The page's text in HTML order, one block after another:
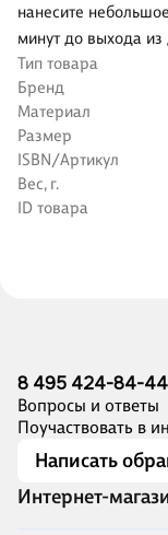
нанесите
минут до выхода
Тип товара
Бренд
Материал
Размер
ISBN/Артикул
Вес, г.
ID товара
8 495 424-84-44
Вопросы и ответы
Поучаствовать в
Написать
Интернет-